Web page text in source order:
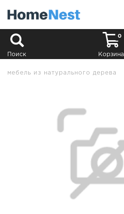
Поиск
0
Корзина
мебель из натурального дерева